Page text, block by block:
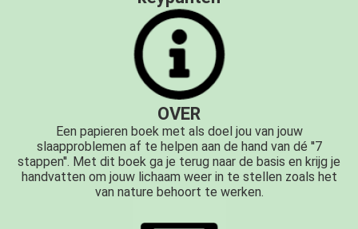
OVER
Een papieren boek met als doel jou van jouw
slaapproblemen af te helpen aan de hand van dé ''7
stappen''. Met dit boek ga je terug naar de basis en krijg je
handvatten om jouw lichaam weer in te stellen zoals het
van nature behoort te werken.